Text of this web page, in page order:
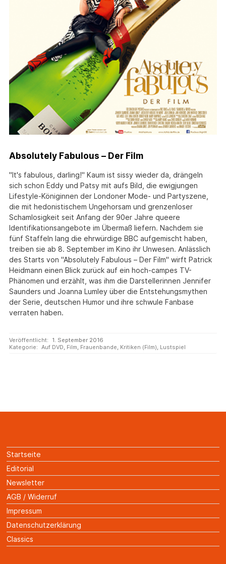
Absolutely Fabulous – Der Film
"It's fabulous, darling!" Kaum ist sissy wieder da, drängeln
sich schon Eddy und Patsy mit aufs Bild, die ewigjungen
Lifestyle-Königinnen der Londoner Mode- und Partyszene,
die mit hedonistischem Ungehorsam und grenzenloser
Schamlosigkeit seit Anfang der 90er Jahre queere
Identifikationsangebote im Übermaß liefern. Nachdem sie
fünf Staffeln lang die ehrwürdige BBC aufgemischt haben,
treiben sie ab 8. September im Kino ihr Unwesen. Anlässlich
des Starts von "Absolutely Fabulous – Der Film" wirft Patrick
Heidmann einen Blick zurück auf ein hoch-campes TV-
Phänomen und erzählt, was ihm die Darstellerinnen Jennifer
Saunders und Joanna Lumley über die Entstehungsmythen
der Serie, deutschen Humor und ihre schwule Fanbase
verraten haben.
Veröffentlicht:
1. September 2016
Kategorie: Auf DVD, Film, Frauenbande, Kritiken (Film), Lustspiel
Startseite
Editorial
Newsletter
AGB / Widerruf
Impressum
Datenschutzerklärung
Classics